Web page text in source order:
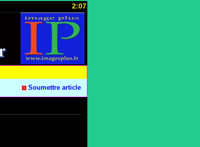
2:07
Soumettre article